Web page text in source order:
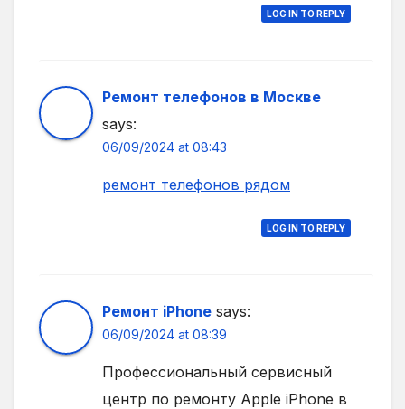
LOG IN TO REPLY
Ремонт телефонов в Москве
says:
06/09/2024 at 08:43
ремонт телефонов рядом
LOG IN TO REPLY
Ремонт iPhone says:
06/09/2024 at 08:39
Профессиональный сервисный
центр по ремонту Apple iPhone в